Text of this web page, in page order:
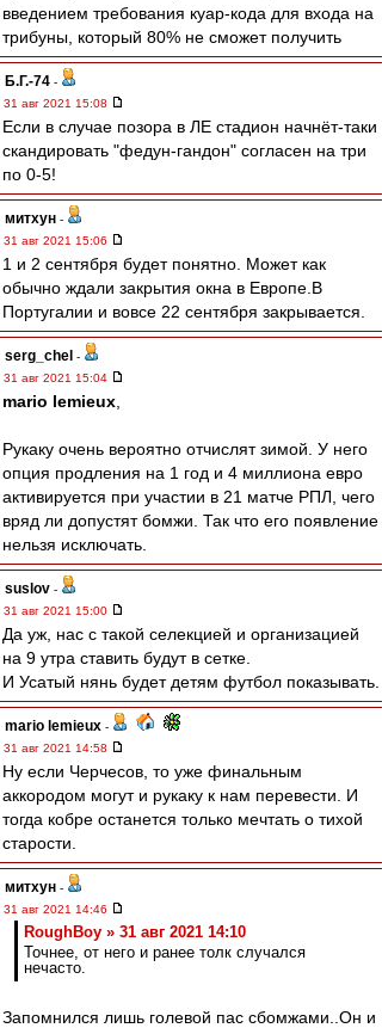
введением требования куар-кода для входа на
трибуны, который 80% не сможет получить
Б.Г.-74 -
31 авг 2021 15:08
Если в случае позора в ЛЕ стадион начнёт-таки
скандировать "федун-гандон" согласен на три
по 0-5!
митхун -
31 авг 2021 15:06
1 и 2 сентября будет понятно. Может как
обычно ждали закрытия окна в Европе.В
Португалии и вовсе 22 сентября закрывается.
serg_chel -
31 авг 2021 15:04
mario lemieux
Рукаку очень вероятно отчислят зимой. У него
опция продления на 1 год и 4 миллиона евро
активируется при участии в 21 матче РПЛ, чего
вряд ли допустят бомжи. Так что его появление
нельзя исключать.
suslov -
31 авг 2021 15:00
Да уж, нас с такой селекцией и организацией
на 9 утра ставить будут в сетке.
И Усатый нянь будет детям футбол показывать.
mario lemieux -
31 авг 2021 14:58
Ну если Черчесов, то уже финальным
аккородом могут и рукаку к нам перевести. И
тогда кобре останется только мечтать о тихой
старости.
митхун -
31 авг 2021 14:46
RoughBoy » 31 авг 2021 14:10
Точнее, от него и ранее толк случался
нечасто.
Запомнился лишь голевой пас сбомжами..Он и